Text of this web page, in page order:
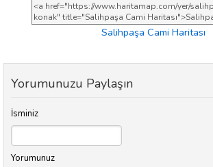
Salihpaşa Cami Haritası
Yorumunuzu Paylaşın
İsminiz
Yorumunuz